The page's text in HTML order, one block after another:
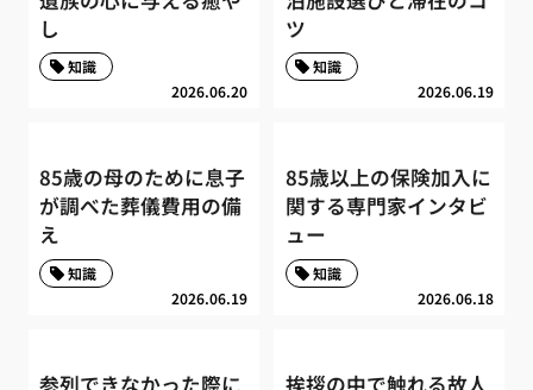
し
2026.06.20
知識
ツ
2026.06.19
知識
85歳の母のために息子
が調べた葬儀費用の備
え
2026.06.19
知識
85歳以上の保険加入に
関する専門家インタビ
ュー
2026.06.18
知識
参列できなかった際に 挨拶の中で触れる故人